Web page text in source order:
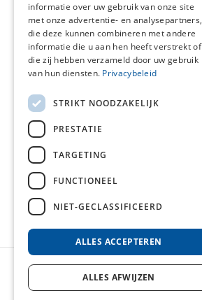
Hoofdnavigatie
Thema's
Materialen
Nieuw
informatie over uw gebruik van onze site
met onze advertentie- en analysepartners,
die deze kunnen combineren met andere
informatie die u aan hen heeft verstrekt of
die zij hebben verzameld door uw gebruik
van hun diensten. Privacybeleid
STRIKT NOODZAKELIJK
PRESTATIE
TARGETING
FUNCTIONEEL
NIET-GECLASSIFICEERD
ALLES ACCEPTEREN
ALLES AFWIJZEN